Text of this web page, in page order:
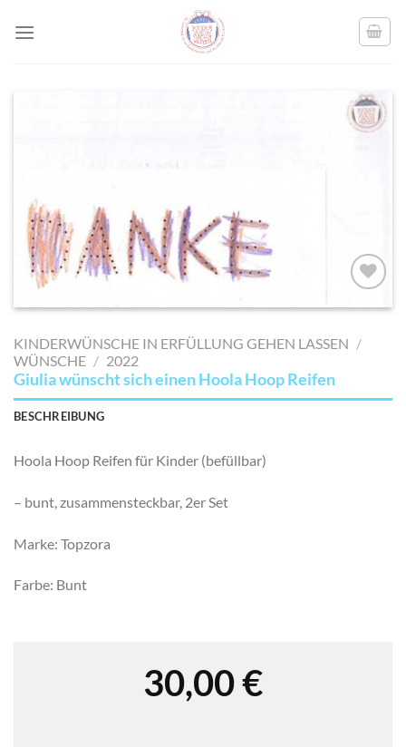
AUF MEINE
SETZEN
KINDERWÜNSCHE IN ERFÜLLUNG GEHEN LASSEN /
WÜNSCHE / 2022
Giulia wünscht sich einen Hoola Hoop Reifen
BESCHREIBUNG
Hoola Hoop Reifen für Kinder (befüllbar)
– bunt, zusammensteckbar, 2er Set
Marke: Topzora
Farbe: Bunt
30,00€